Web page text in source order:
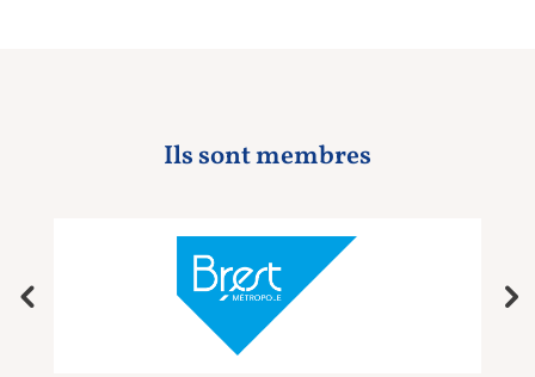
Ils sont membres